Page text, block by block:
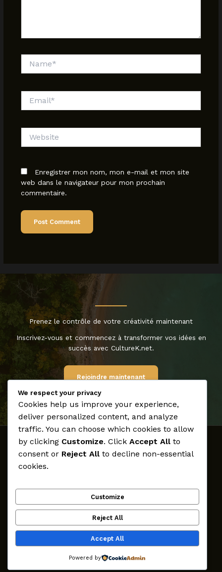
Enregistrer mon nom, mon e-mail et mon site
web dans le navigateur pour mon prochain
commentaire.
Prenez le contrôle de votre créativité maintenant
Inscrivez-vous et commencez à transformer vos idées en
succès avec CultureK.net.
Rejoindre maintenant
Accueil
Médias
Participer
CultureK
Contact
Droits d'auteur © 2026
We respect your privacy
Cookies help us improve your experience,
deliver personalized content, and analyze
traffic. You can choose which cookies to allow
by clicking Customize. Click Accept All to
consent or Reject All to decline non-essential
cookies.
Customize
Reject All
Accept All
Powered by